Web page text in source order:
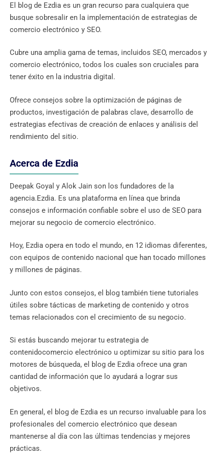
El blog de Ezdia es un gran recurso para cualquiera que
busque sobresalir en la implementación de estrategias de
comercio electrónico y SEO.
Cubre una amplia gama de temas, incluidos SEO, mercados y
comercio electrónico, todos los cuales son cruciales para
tener éxito en la industria digital.
Ofrece consejos sobre la optimización de páginas de
productos, investigación de palabras clave, desarrollo de
estrategias efectivas de creación de enlaces y análisis del
rendimiento del sitio.
Acerca de Ezdia
Deepak Goyal y Alok Jain son los fundadores de la
agencia.Ezdia. Es una plataforma en línea que brinda
consejos e información confiable sobre el uso de SEO para
mejorar su negocio de comercio electrónico.
Hoy, Ezdia opera en todo el mundo, en 12 idiomas diferentes,
con equipos de contenido nacional que han tocado millones
y millones de páginas.
Junto con estos consejos, el blog también tiene tutoriales
útiles sobre tácticas de marketing de contenido y otros
temas relacionados con el crecimiento de su negocio.
Si estás buscando mejorar tu estrategia de
contenidocomercio electrónico u optimizar su sitio para los
motores de búsqueda, el blog de Ezdia ofrece una gran
cantidad de información que lo ayudará a lograr sus
objetivos.
En general, el blog de Ezdia es un recurso invaluable para los
profesionales del comercio electrónico que desean
mantenerse al día con las últimas tendencias y mejores
prácticas.